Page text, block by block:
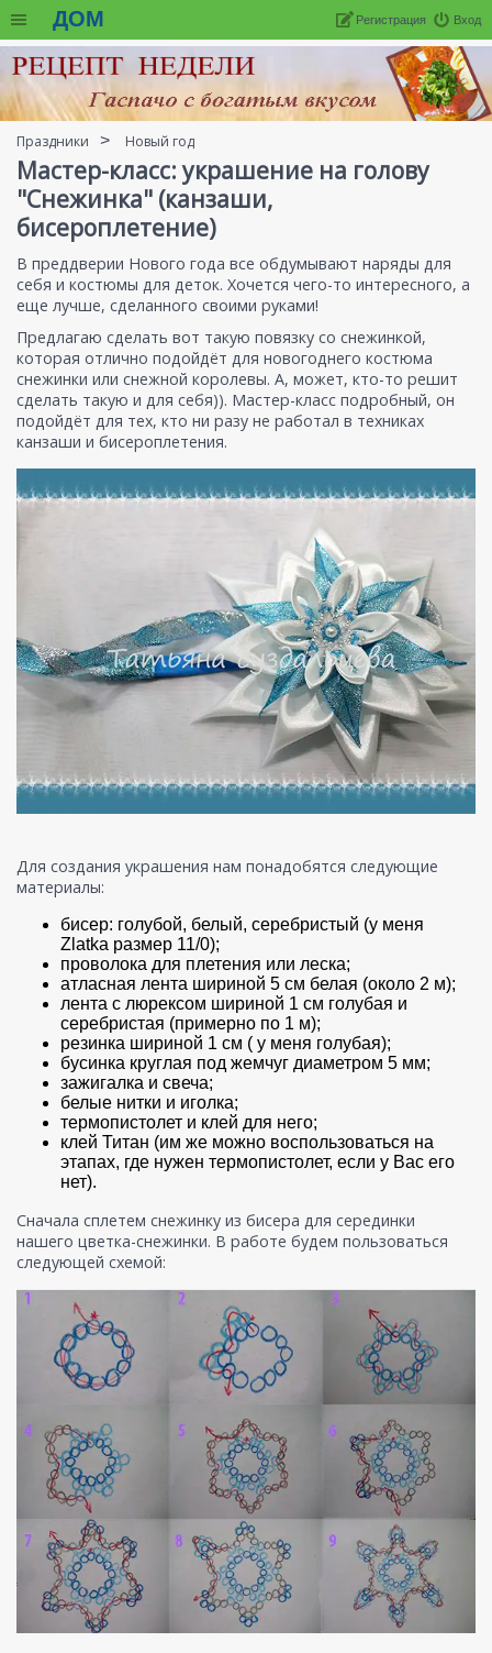
ДОМ Вход
Регистрация
Праздники Новый год
Мастер-класс: украшение на голову
"Снежинка" (канзаши,
бисероплетение)
В преддверии Нового года все обдумывают наряды для
себя и костюмы для деток. Хочется чего-то интересного, а
еще лучше, сделанного своими руками!
Предлагаю сделать вот такую повязку со снежинкой,
которая отлично подойдёт для новогоднего костюма
снежинки или снежной королевы. А, может, кто-то решит
сделать такую и для себя)). Мастер-класс подробный, он
подойдёт для тех, кто ни разу не работал в техниках
канзаши и бисероплетения.
Для создания украшения нам понадобятся следующие
материалы:
бисер: голубой, белый, серебристый (у меня
Zlatka размер 11/0);
проволока для плетения или леска;
атласная лента шириной 5 см белая (около 2 м);
лента с люрексом шириной 1 см голубая и
серебристая (примерно по 1 м);
резинка шириной 1 см ( у меня голубая);
бусинка круглая под жемчуг диаметром 5 мм;
зажигалка и свеча;
белые нитки и иголка;
термопистолет и клей для него;
клей Титан (им же можно воспользоваться на
этапах, где нужен термопистолет, если у Вас его
нет).
Сначала сплетем снежинку из бисера для серединки
нашего цветка-снежинки. В работе будем пользоваться
следующей схемой: